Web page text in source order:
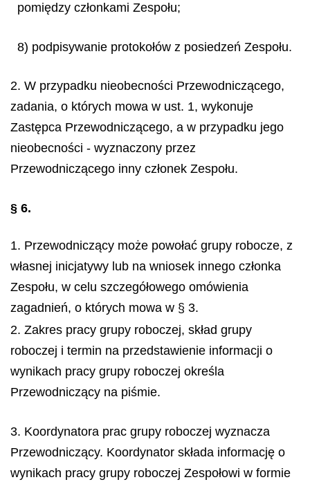
pomiędzy członkami Zespołu;
8) podpisywanie protokołów z posiedzeń Zespołu.
2. W przypadku nieobecności Przewodniczącego,
zadania, o których mowa w ust. 1, wykonuje
Zastępca Przewodniczącego, a w przypadku jego
nieobecności - wyznaczony przez
Przewodniczącego inny członek Zespołu.
§ 6.
1. Przewodniczący może powołać grupy robocze, z
własnej inicjatywy lub na wniosek innego członka
Zespołu, w celu szczegółowego omówienia
zagadnień, o których mowa w § 3.
2. Zakres pracy grupy roboczej, skład grupy
roboczej i termin na przedstawienie informacji o
wynikach pracy grupy roboczej określa
Przewodniczący na piśmie.
3. Koordynatora prac grupy roboczej wyznacza
Przewodniczący. Koordynator składa informację o
wynikach pracy grupy roboczej Zespołowi w formie